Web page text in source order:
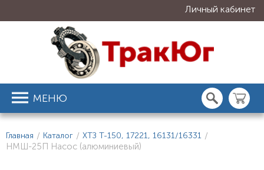
Личный кабинет
МЕНЮ
Главная / Каталог / ХТЗ Т-150, 17221, 16131/16331 /
НМШ-25П Насос (алюминиевый)